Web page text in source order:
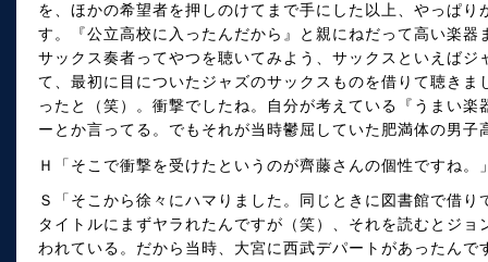
を、ほかの希望者を押しのけてまで手にした以上、やっぱ
す。『公立高校に入ったんだから』と親にねだって高い楽
サックス奏者ってやつを聴いてみよう、サックスといえば
て、最初に目についたジャズのサックスものを借りて聴き
ったと（笑）。衝撃でしたね。自分が考えている『うまい
ーとか言ってる。でもそれが当時鬱屈していた肥満体の男
Ｈ「そこで衝撃を受けたというのが齊藤さんの個性ですね。
Ｓ「そこから徐々にハマりました。同じときに図書館で借
タイトルにまずヤラれたんですが（笑）、それを読むとジ
われている。だから当時、大宮に西武デパートがあったん